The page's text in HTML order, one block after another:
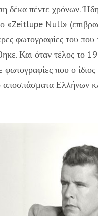
δέκα πέντε χρόνων.
«Zeitlupe Null»
φωτογραφίες του
Και όταν τέλος το
που ο
αποσπάσματα Ελλήνων